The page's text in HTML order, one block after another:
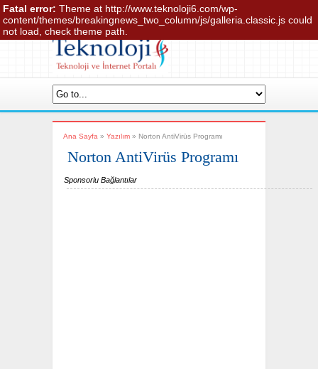
Anasayfa İletişim Hakkında Gizlilik
Site Haritası
Ana Sayfa » Yazılım » Norton AntiVirüs Programı
Norton AntiVirüs Programı
Sponsorlu Bağlantılar
Fatal error: Theme at http://www.teknoloji6.com/wp-
content/themes/breakingnews_two_column/js/galleria.classic.js could
not load, check theme path.